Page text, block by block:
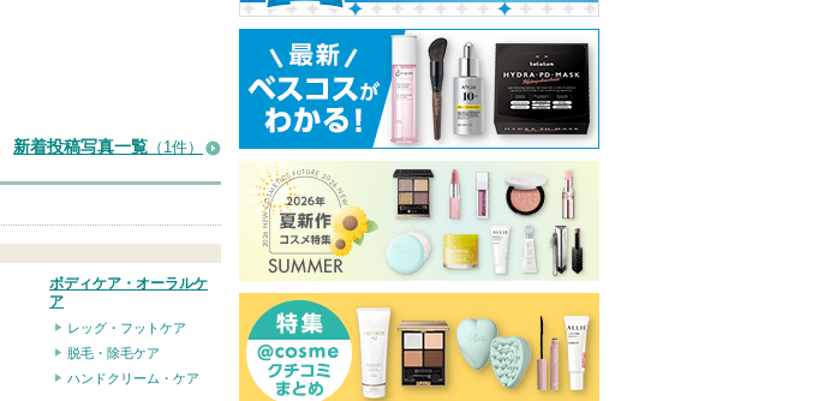
お
気
入
登
新着投稿写真一覧 （1件）
ボディケア・オーラルケ
ア
レッグ・フットケア
脱毛・除毛ケア
ハンドクリーム・ケア